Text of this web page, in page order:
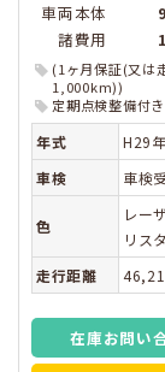
車両本体
諸費用
(1ヶ月保証(又は
1,000km))
定期点検整備付き
年式
H29
車検
車検
色
レー
リス
走行距離
在庫お問い